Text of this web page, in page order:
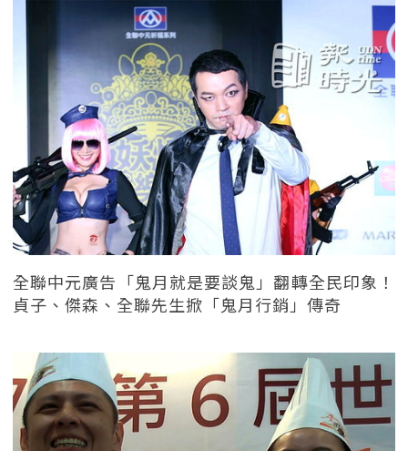
全聯中元廣告「鬼月就是要談鬼」翻轉全民印象！
貞子、傑森、全聯先生掀「鬼月行銷」傳奇